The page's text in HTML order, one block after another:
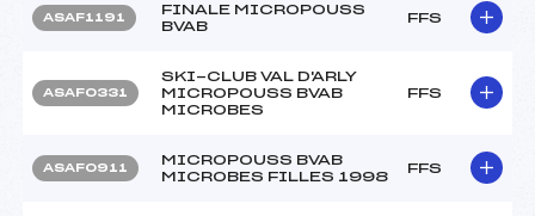
ASAF1191
FINALE MICROPOUSS
BVAB
FFS
ASAF0331
SKI-CLUB VAL D'ARLY
MICROPOUSS BVAB
MICROBES
FFS
ASAF0911
MICROPOUSS BVAB
MICROBES FILLES 1998
FFS